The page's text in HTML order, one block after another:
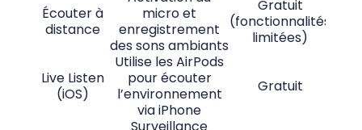
Écouter à
distance
micro et
enregistrement
des sons ambiants
Gratuit
(fonctionnalités
limitées)
Live Listen
(iOS)
Utilise les AirPods
pour écouter
l’environnement
via iPhone
Gratuit
Surveillance